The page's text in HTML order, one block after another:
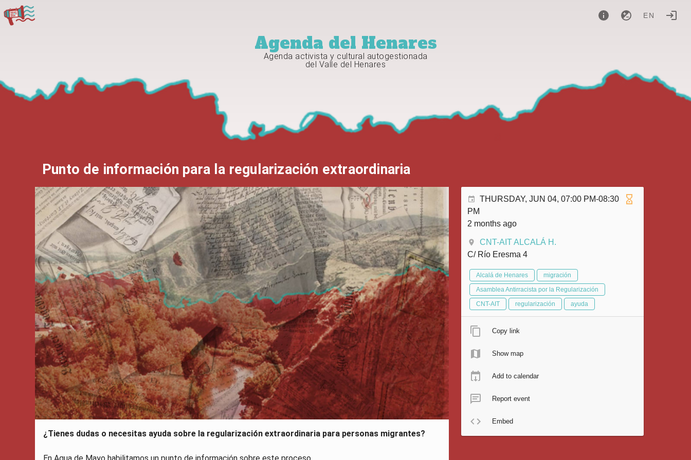
EN
Agenda del Henares
Agenda activista y cultural autogestionada
del Valle del Henares
Punto de información para la regularización extraordinaria
¿Tienes dudas o necesitas ayuda sobre la regularización extraordinaria para personas migrantes?
THURSDAY, JUN 04, 07:00 PM-08:30
PM
2 months ago
CNT-AIT ALCALÁ H.
C/ Río Eresma 4
Alcalá de Henares
migración
Asamblea Antirracista por la Regularización
CNT-AIT
regularización ayuda
Copy link
Show map
Add to calendar
Report event
Embed